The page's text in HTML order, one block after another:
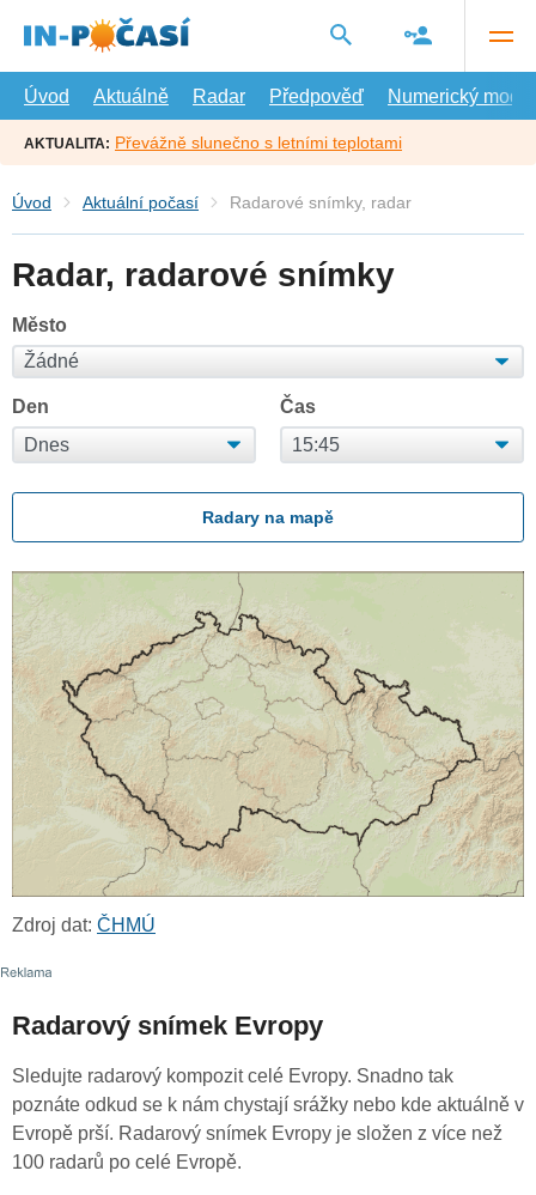
hlavní
Úvod
Aktuálně Radar Předpověď Numerický model
AKTUALITA: Převážně slunečno s letními teplotami
Úvod Aktuální počasí Radarové snímky, radar
Radar, radarové snímky
Město
Den Čas
Radary na mapě
Zdroj dat: ČHMÚ
Radarový snímek Evropy
Sledujte radarový kompozit celé Evropy. Snadno tak
poznáte odkud se k nám chystají srážky nebo kde aktuálně v
Evropě prší. Radarový snímek Evropy je složen z více než
100 radarů po celé Evropě.